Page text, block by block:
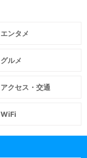
エンタメ
グルメ
アクセス・交通
WiFi